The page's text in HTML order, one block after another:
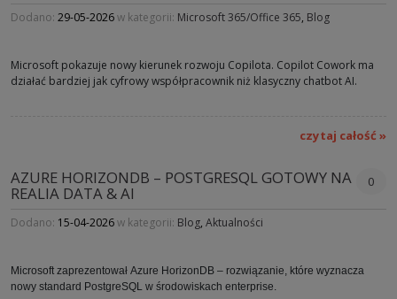
Dodano: 29-05-2026w kategorii: Microsoft 365/Office 365, Blog
Microsoft pokazuje nowy kierunek rozwoju Copilota. Copilot Cowork ma
działać bardziej jak cyfrowy współpracownik niż klasyczny chatbot AI.
czytaj całość »
AZURE HORIZONDB – POSTGRESQL GOTOWY NA
REALIA DATA & AI
0
Dodano: 15-04-2026w kategorii: Blog, Aktualności
Microsoft zaprezentował Azure HorizonDB – rozwiązanie, które wyznacza
nowy standard PostgreSQL w środowiskach enterprise.